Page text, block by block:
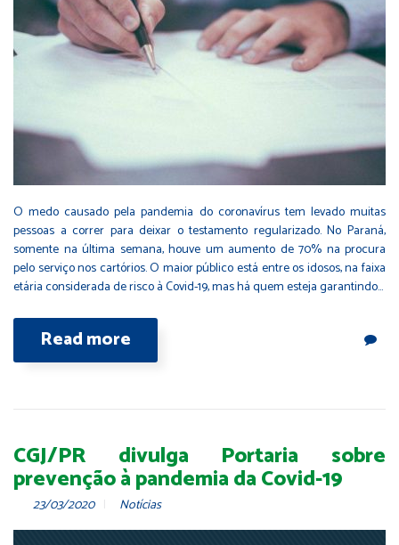
O medo causado pela pandemia do coronavírus tem levado muitas
pessoas a correr para deixar o testamento regularizado. No Paraná,
somente na última semana, houve um aumento de 70% na procura
pelo serviço nos cartórios. O maior público está entre os idosos, na faixa
etária considerada de risco à Covid-19, mas há quem esteja garantindo…
Read more
CGJ/PR divulga Portaria sobre
prevenção à pandemia da Covid-19
23/03/2020 Notícias